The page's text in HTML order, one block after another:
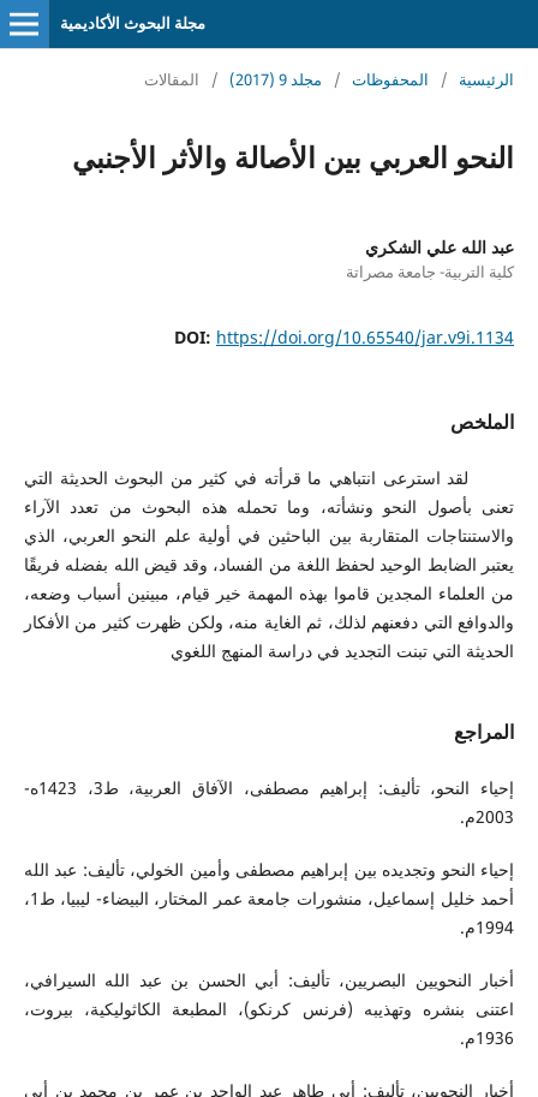
مجلة البحوث الأكاديمية
الرئيسية / المحفوظات / مجلد 9 (2017) / المقالات
النحو العربي بين الأصالة والأثر الأجنبي
عبد الله علي الشكري
كلية التربية- جامعة مصراتة
DOI: https://doi.org/10.65540/jar.v9i.1134
الملخص
لقد استرعى انتباهي ما قرأته في كثير من البحوث الحديثة التي
تعنى بأصول النحو ونشأته، وما تحمله هذه البحوث من تعدد الآراء
والاستنتاجات المتقاربة بين الباحثين في أولية علم النحو العربي، الذي
يعتبر الضابط الوحيد لحفظ اللغة من الفساد، وقد قيض الله بفضله فريقًا
من العلماء المجدين قاموا بهذه المهمة خير قيام، مبينين أسباب وضعه،
والدوافع التي دفعنهم لذلك، ثم الغاية منه، ولكن ظهرت كثير من الأفكار
الحديثة التي تبنت التجديد في دراسة المنهج اللغوي
المراجع
إحياء النحو، تأليف: إبراهيم مصطفى، الآفاق العربية، ط3، 1423ه-
2003م.
إحياء النحو وتجديده بين إبراهيم مصطفى وأمين الخولي، تأليف: عبد الله
أحمد خليل إسماعيل، منشورات جامعة عمر المختار، البيضاء- ليبيا، ط1،
1994م.
أخبار النحويين البصريين، تأليف: أبي الحسن بن عبد الله السيرافي،
اعتنى بنشره وتهذيبه (فرنس كرنكو)، المطبعة الكاثوليكية، بيروت،
1936م.
أخبار النحويين، تأليف: أبي طاهر عبد الواحد بن عمر بن محمد بن أبي